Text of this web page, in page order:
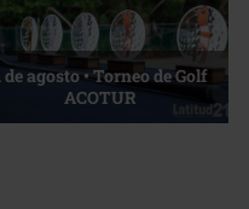
La esencia del servicio